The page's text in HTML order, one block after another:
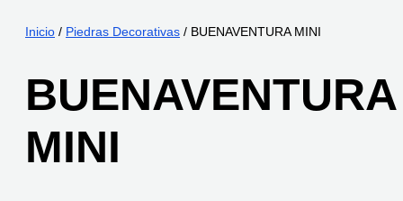
Inicio / Piedras Decorativas / BUENAVENTURA MINI
BUENAVENTURA
MINI